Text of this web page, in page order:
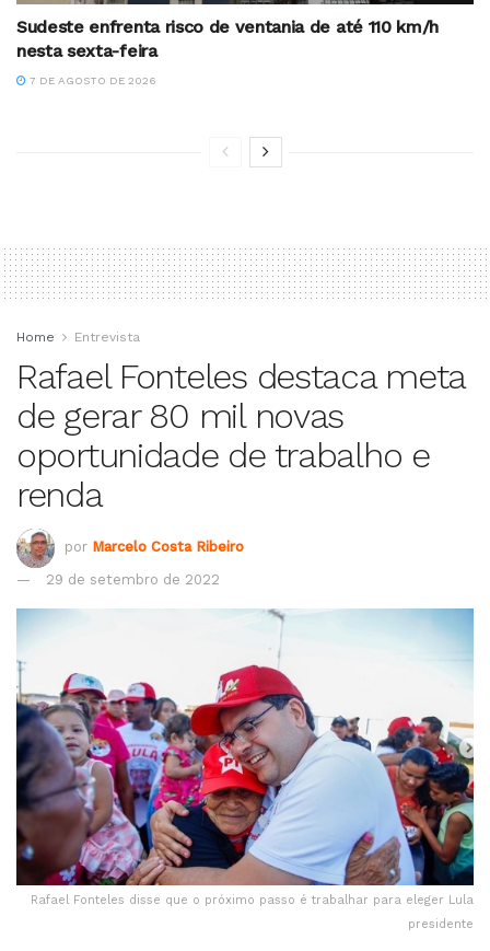
Sudeste enfrenta risco de ventania de até 110 km/h
nesta sexta-feira
7 DE AGOSTO DE 2026
Home Entrevista
Rafael Fonteles destaca meta
de gerar 80 mil novas
oportunidade de trabalho e
renda
por Marcelo Costa Ribeiro
29 de setembro de 2022
Rafael Fonteles disse que o próximo passo é trabalhar para eleger Lula
presidente